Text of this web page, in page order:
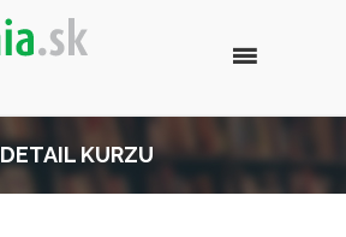
DETAIL KURZU